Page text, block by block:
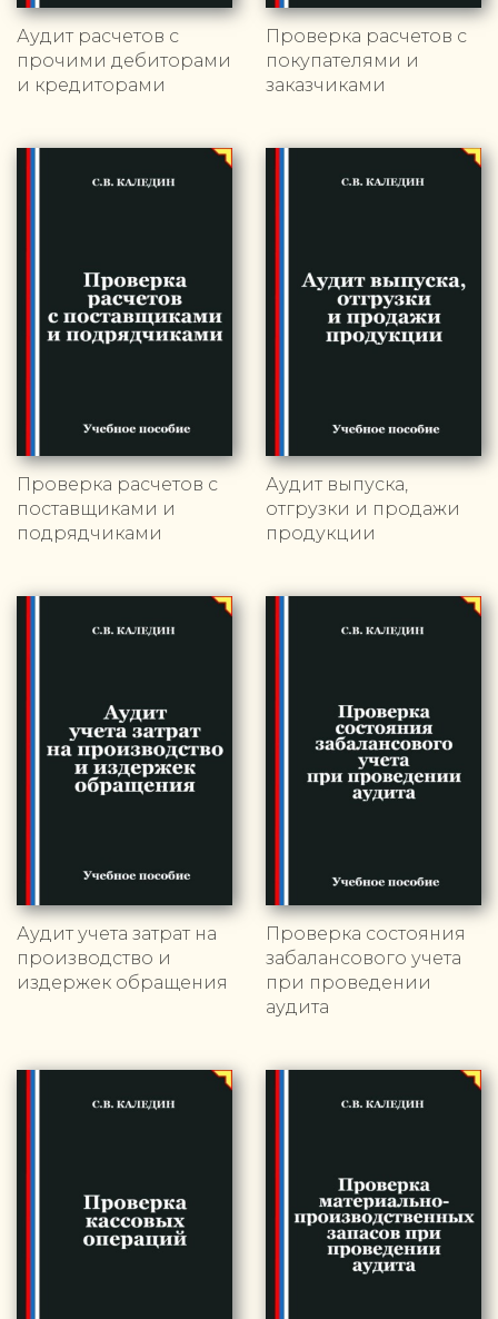
Аудит расчетов с
прочими дебиторами
и кредиторами
Проверка расчетов с
покупателями и
заказчиками
Проверка расчетов с
поставщиками и
подрядчиками
Аудит выпуска,
отгрузки и продажи
продукции
Аудит учета затрат на
производство и
издержек обращения
Проверка состояния
забалансового учета
при проведении
аудита